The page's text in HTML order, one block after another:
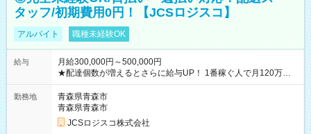
タッフ/初期費用0円！【JCSロジスコ】
アルバイト 職種未経験OK
給与
月給300,000円～500,000円
★配達個数が増えるとさらに給与UP！ 1番稼ぐ人で月120万ほ
ど！ ・主要都市エリア 月収55万円／週5日稼働 月収65万~112
万円／週6日稼働 ・地方郊外エリア 月収40万円／週5日稼働 月
収40万円~50万円／週6日稼働 ＜モデルイメージ＞ ■月収50万
円 (27歳男性/江東区在住)※元建築関係 1日150個配達×25日勤務
(日休み) ■月収80万円(43歳男性/墨田区在住)※元営業 1日200個
勤務地
青森県青森市
青森県青森市
JCSロジスコ株式会社